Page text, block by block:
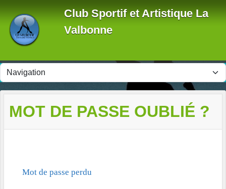
Club Sportif et Artistique La
Valbonne
MOT DE PASSE OUBLIÉ ?
Mot de passe perdu